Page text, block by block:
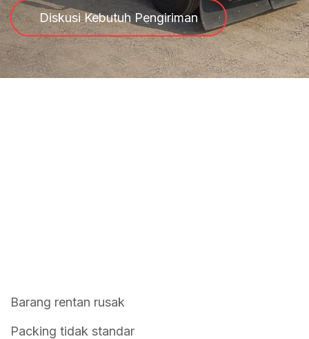
Diskusi Kebutuh Pengiriman
Barang rentan rusak
Packing tidak standar